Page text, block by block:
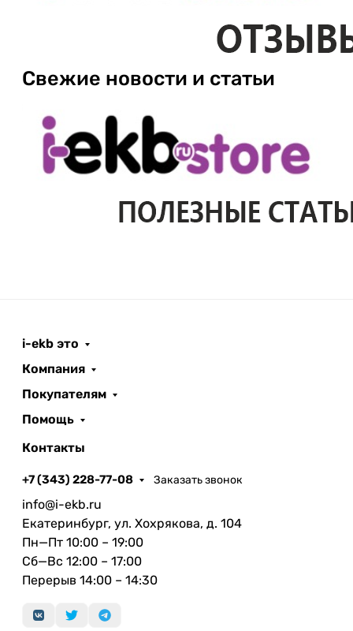
Свежие новости и статьи
i-ekb это
Компания
Покупателям
Помощь
Контакты
+7 (343) 228-77-08 Заказать звонок
info@i-ekb.ru
Екатеринбург, ул. Хохрякова, д. 104
Пн—Пт 10:00 – 19:00
Сб—Вс 12:00 – 17:00
Перерыв 14:00 – 14:30